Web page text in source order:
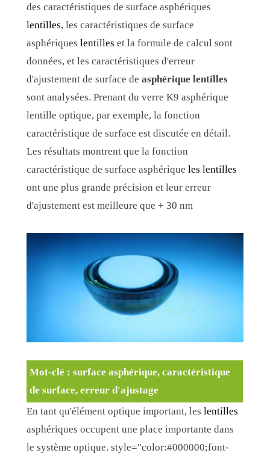
des caractéristiques de surface asphériques
lentilles, les caractéristiques de surface
asphériqueslentilles et la formule de calcul sont
données, et les caractéristiques d'erreur
d'ajustement de surface deasphériquelentilles
sont analysées. Prenant du verre K9 asphérique
lentille optique, par exemple, la fonction
caractéristique de surface est discutée en détail.
Les résultats montrent que la fonction
caractéristique de surface asphériqueles lentilles
ont une plus grande précision et leur erreur
d'ajustement est meilleure que + 30 nm
Mot-clé : surface asphérique, caractéristique
de surface, erreur d'ajustage
En tant qu'élément optique important, leslentilles
asphériques occupent une place importante dans
le système optique. style="color:#000000;font-